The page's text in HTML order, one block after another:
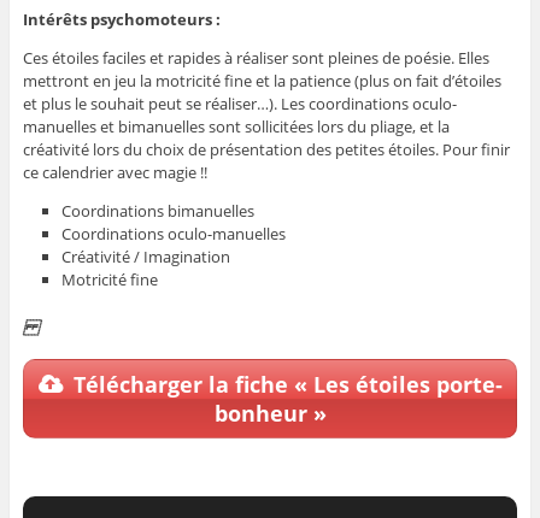
Intérêts psychomoteurs :
Ces étoiles faciles et rapides à réaliser sont pleines de poésie. Elles
mettront en jeu la motricité fine et la patience (plus on fait d’étoiles
et plus le souhait peut se réaliser…). Les coordinations oculo-
manuelles et bimanuelles sont sollicitées lors du pliage, et la
créativité lors du choix de présentation des petites étoiles. Pour finir
ce calendrier avec magie !!
Coordinations bimanuelles
Coordinations oculo-manuelles
Créativité / Imagination
Motricité fine
Télécharger la fiche « Les étoiles porte-
bonheur »